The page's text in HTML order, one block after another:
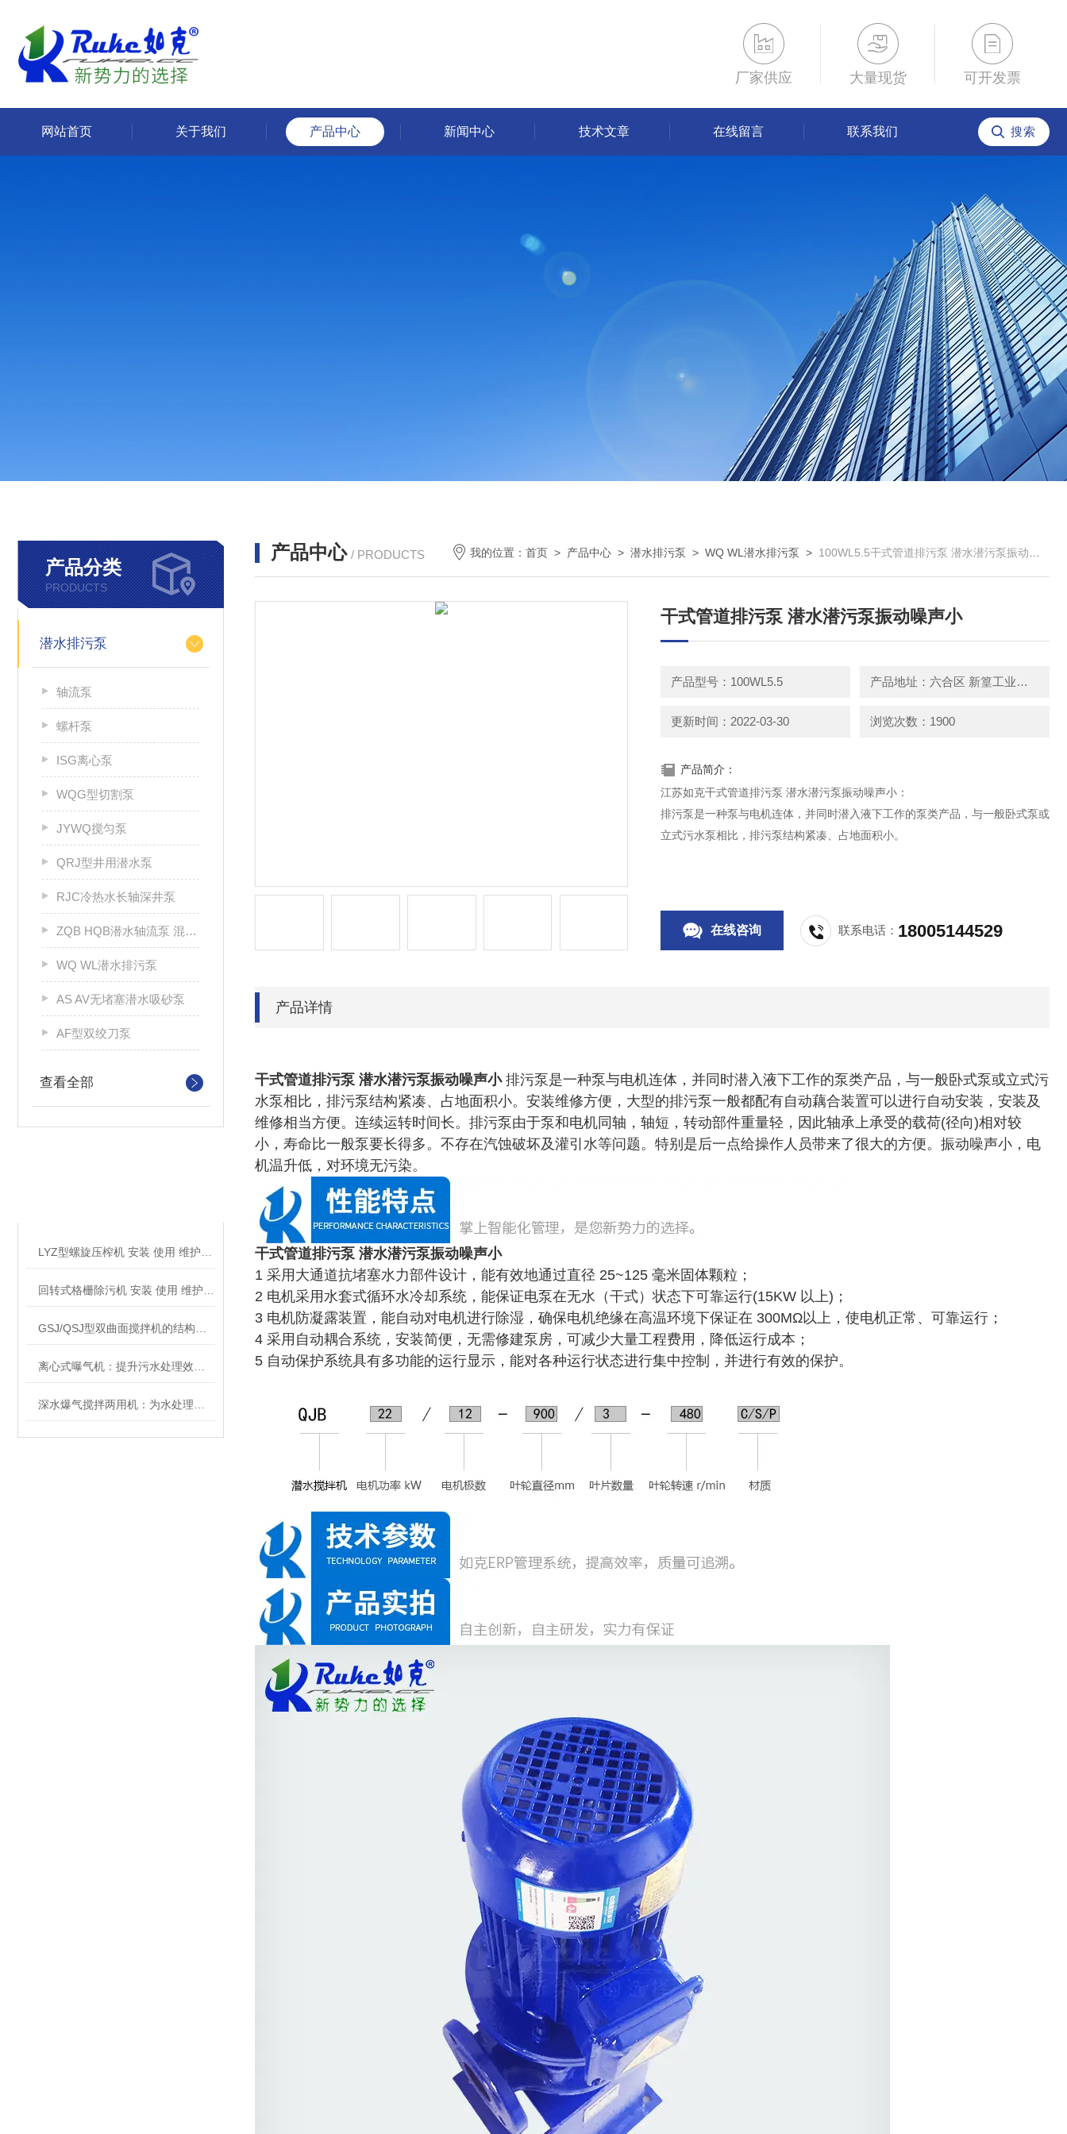
厂家供应 大量现货 可开发票
网站首页 关于我们 产品中心 新闻中心 技术文章 在线留言 联系我们
产品分类
PRODUCTS
潜水排污泵
轴流泵
螺杆泵
ISG离心泵
WQG型切割泵
JYWQ搅匀泵
QRJ型井用潜水泵
RJC冷热水长轴深井泵
ZQB HQB潜水轴流泵 混流泵
WQ WL潜水排污泵
AS AV无堵塞潜水吸砂泵
AF型双绞刀泵
查看全部
产品中心 / PRODUCTS 我的位置：首页 > 产品中心 >潜水排污泵 >WQ WL潜水排污泵 > 100WL5.5干式管道排污泵 潜水潜污泵振动噪声小
干式管道排污泵 潜水潜污泵振动噪声小
产品型号：100WL5.5 产品地址：六合区 新篁工业园园区中路3号
更新时间：2022-03-30 浏览次数：1900
产品简介：
江苏如克干式管道排污泵 潜水潜污泵振动噪声小：
排污泵是一种泵与电机连体，并同时潜入液下工作的泵类产品，与一般卧式泵或
立式污水泵相比，排污泵结构紧凑、占地面积小。
在线咨询 联系电话： 18005144529
产品详情
干式管道排污泵 潜水潜污泵振动噪声小 排污泵是一种泵与电机连体，并同时潜入液下工作的泵类产品，与一般卧式泵或立式污
水泵相比，排污泵结构紧凑、占地面积小。安装维修方便，大型的排污泵一般都配有自动藕合装置可以进行自动安装，安装及
维修相当方便。连续运转时间长。排污泵由于泵和电机同轴，轴短，转动部件重量轻，因此轴承上承受的载荷(径向)相对较
小，寿命比一般泵要长得多。不存在汽蚀破坏及灌引水等问题。特别是后一点给操作人员带来了很大的方便。振动噪声小，电
机温升低，对环境无污染。
干式管道排污泵 潜水潜污泵振动噪声小
1 采用大通道抗堵塞水力部件设计，能有效地通过直径 25~125 毫米固体颗粒；
2 电机采用水套式循环水冷却系统，能保证电泵在无水（干式）状态下可靠运行(15KW 以上)；
3 电机防凝露装置，能自动对电机进行除湿，确保电机绝缘在高温环境下保证在 300MΩ以上，使电机正常、可靠运行；
4 采用自动耦合系统，安装简便，无需修建泵房，可减少大量工程费用，降低运行成本；
5 自动保护系统具有多功能的运行显示，能对各种运行状态进行集中控制，并进行有效的保护。